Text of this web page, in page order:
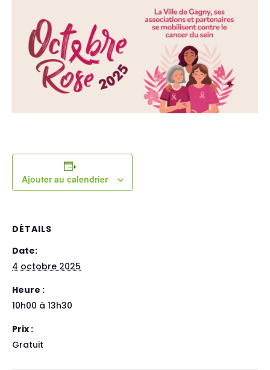
Ajouter au calendrier
DÉTAILS
Date:
4 octobre 2025
Heure :
10h00 à 13h30
Prix :
Gratuit